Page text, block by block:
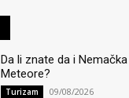
Da li znate da i
Meteore?
Turizam 09/08/2026